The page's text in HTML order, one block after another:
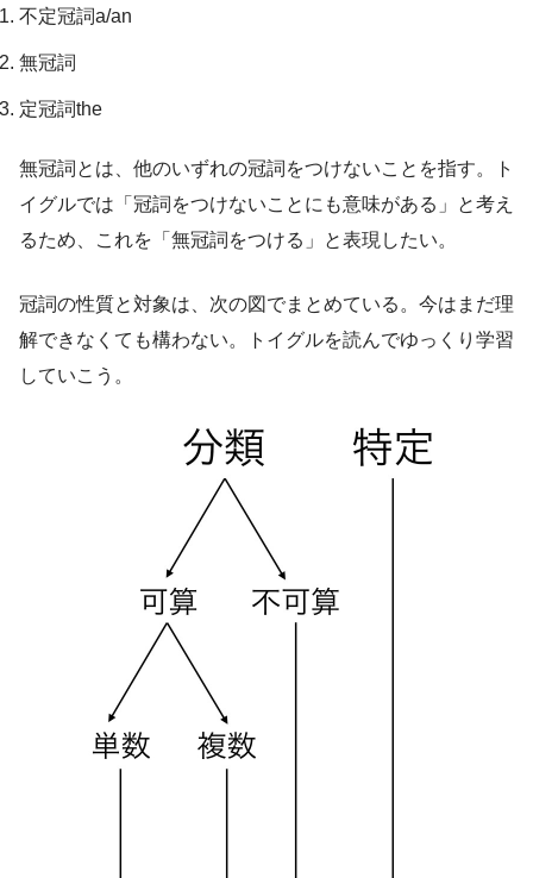
不定冠詞a/an
無冠詞
定冠詞the
無冠詞とは、他のいずれの冠詞をつけないことを指す。ト
イグルでは「冠詞をつけないことにも意味がある」と考え
るため、これを「無冠詞をつける」と表現したい。
冠詞の性質と対象は、次の図でまとめている。今はまだ理
解できなくても構わない。トイグルを読んでゆっくり学習
していこう。